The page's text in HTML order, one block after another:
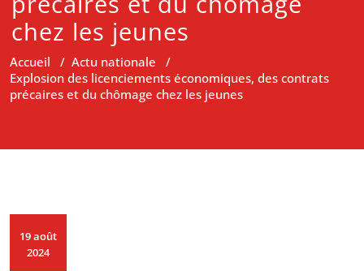
chez les jeunes
Accueil / Actu nationale /
Explosion des licenciements économiques, des contrats
précaires et du chômage chez les jeunes
19 août
2024